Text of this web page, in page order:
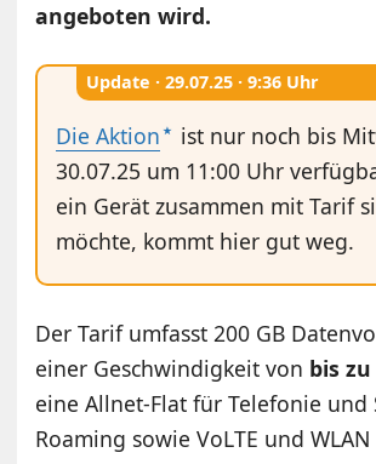
angeboten wird.
Update ·29.07.25 · 9:36 Uhr
Die Aktion
ist nur noch bis
30.07.25 um 11:00 Uhr
ein Gerät zusammen mit Tarif
möchte, kommt hier gut weg.
Der Tarif umfasst 200 GB
einer Geschwindigkeit von bis
eine Allnet-Flat für Telefonie und
Roaming sowie VoLTE und WLAN